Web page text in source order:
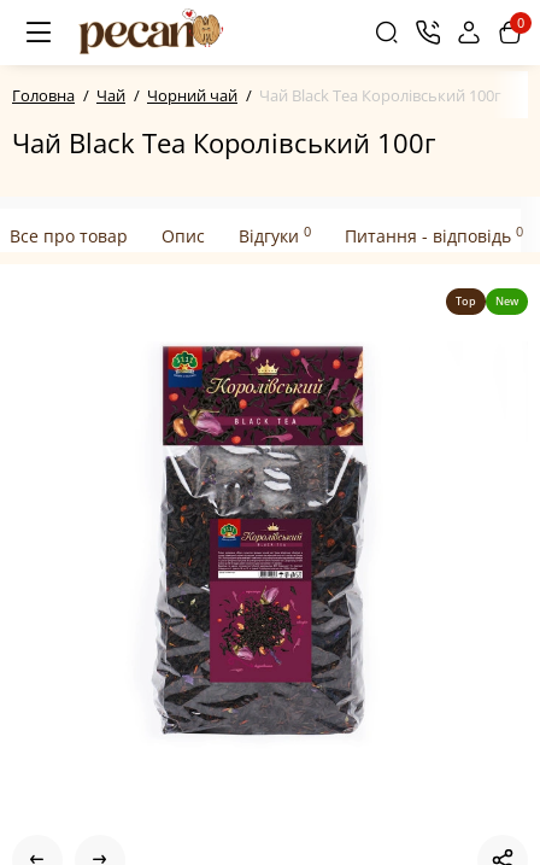
0
Головна Чай Чорний чай Чай Black Tea Королівський 100г
Чай Black Tea Королівський 100г
Все про товар Опис Відгуки 0 Питання - відповідь 0
Top New